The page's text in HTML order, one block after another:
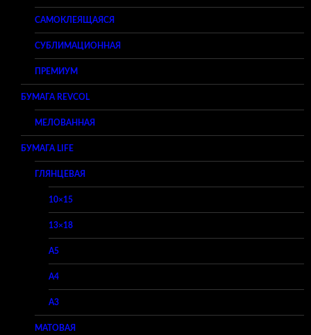
САМОКЛЕЯЩАЯСЯ
СУБЛИМАЦИОННАЯ
ПРЕМИУМ
БУМАГА REVCOL
МЕЛОВАННАЯ
БУМАГА LIFE
ГЛЯНЦЕВАЯ
10×15
13×18
A5
A4
A3
МАТОВАЯ